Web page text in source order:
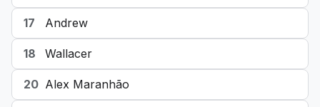
17 Andrew
18 Wallacer
20 Alex Maranhão